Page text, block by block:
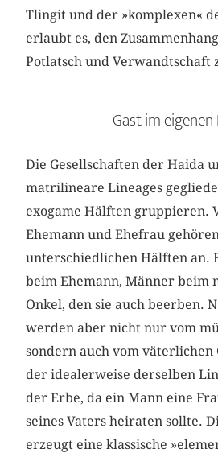
Tlingit und der »komplexen«
erlaubt es, den
Potlatsch und Verwandtschaft
Gast im eigenen
Die Gesellschaften der Haida
matrilineare Lineages
exogame Hälften gruppieren.
Ehemann und Ehefrau
unterschiedlichen Hälften an.
beim Ehemann, Männer beim
Onkel, den sie auch beerben.
werden aber nicht nur vom
sondern auch vom
der idealerweise derselben
der Erbe, da ein Mann eine
seines Vaters heiraten sollte.
erzeugt eine klassische